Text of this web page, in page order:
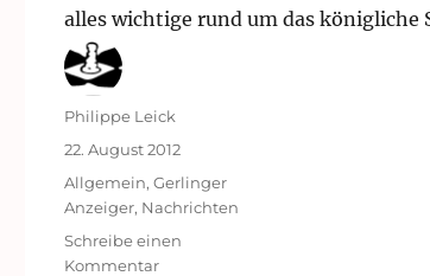
alles wichtige rund um das königliche
Autor
Philippe Leick
Veröffentlicht
am
22. August 2012
Kategorien
Allgemein, Gerlinger
Anzeiger, Nachrichten
Schreibe einen
Kommentarzu